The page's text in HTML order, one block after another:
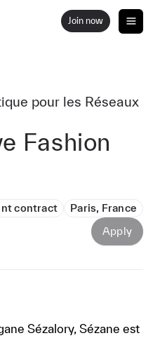
Join now
pour les Réseaux
Fashion
contract
Paris, France
Apply
Sézalory, Sézane est